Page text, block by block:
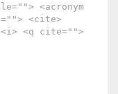
<acronym
<cite>
<i> <q cite="">